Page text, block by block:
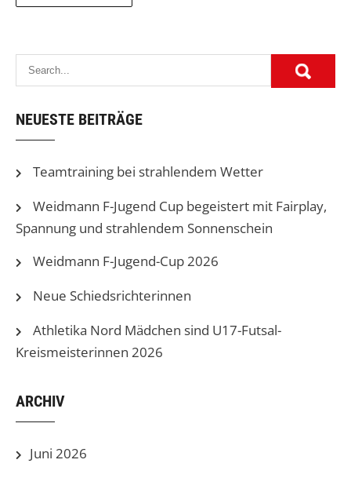
NEUESTE BEITRÄGE
Teamtraining bei strahlendem Wetter
Weidmann F-Jugend Cup begeistert mit Fairplay,
Spannung und strahlendem Sonnenschein
Weidmann F-Jugend-Cup 2026
Neue Schiedsrichterinnen
Athletika Nord Mädchen sind U17-Futsal-
Kreismeisterinnen 2026
ARCHIV
Juni 2026